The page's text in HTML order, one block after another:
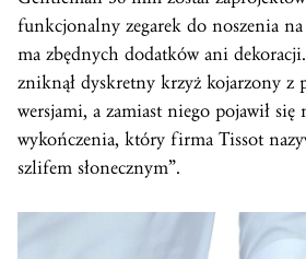
funkcjonalny zegarek do noszenia
ma zbędnych dodatków ani
zniknął dyskretny krzyż kojarzony z
wersjami, a zamiast niego pojawił się
wykończenia, który firma Tissot
szlifem słonecznym”.